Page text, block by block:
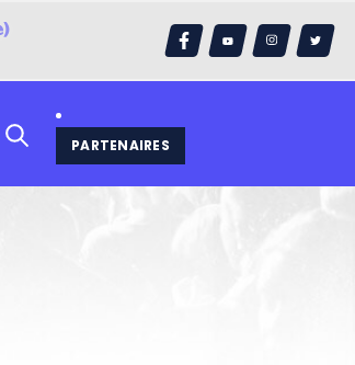
PARTENAIRES